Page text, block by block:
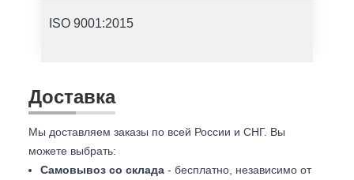
ISO 9001:2015
Доставка
Мы доставляем заказы по всей России и СНГ. Вы
можете выбрать:
Самовывоз со склада - бесплатно, независимо от